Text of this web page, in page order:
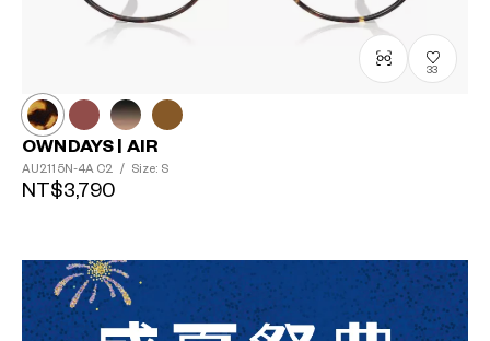
33
OWNDAYS | AIR
AU2115N-4A C2 / Size: S
NT$3,790